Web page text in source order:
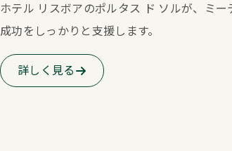
ホテル リスボアのポルタス ド ソルが、ミー
成功をしっかりと支援します。
詳しく見る